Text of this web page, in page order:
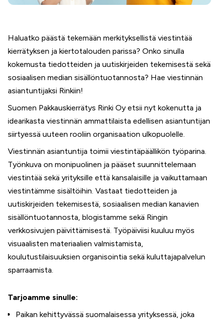
Haluatko päästä tekemään merkityksellistä viestintää
kierrätyksen ja kiertotalouden parissa? Onko sinulla
kokemusta tiedotteiden ja uutiskirjeiden tekemisestä sekä
sosiaalisen median sisällöntuotannosta? Hae viestinnän
asiantuntijaksi Rinkiin!
Suomen Pakkauskierrätys Rinki Oy etsii nyt kokenutta ja
idearikasta viestinnän ammattilaista edellisen asiantuntijan
siirtyessä uuteen rooliin organisaation ulkopuolelle.
Viestinnän asiantuntija toimii viestintäpäällikön työparina.
Työnkuva on monipuolinen ja pääset suunnittelemaan
viestintää sekä yrityksille että kansalaisille ja vaikuttamaan
viestintämme sisältöihin. Vastaat tiedotteiden ja
uutiskirjeiden tekemisestä, sosiaalisen median kanavien
sisällöntuotannosta, blogistamme sekä Ringin
verkkosivujen päivittämisestä. Työpäiviisi kuuluu myös
visuaalisten materiaalien valmistamista,
koulutustilaisuuksien organisointia sekä kuluttajapalvelun
sparraamista.
Tarjoamme sinulle:
Paikan kehittyvässä suomalaisessa yrityksessä, joka